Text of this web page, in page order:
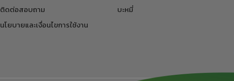
ติดต่อสอบถาม
นโยบายและเงื่อนไขการใช้งาน
บะหมี่